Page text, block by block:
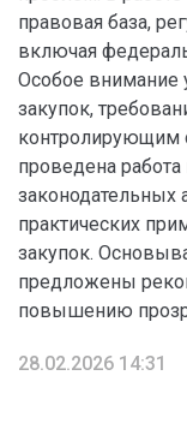
правовая база,
включая
Особое внимание
закупок,
контролирующим
проведена
законодательных
практических
закупок.
предложены
повышению
28.02.2026 14:31